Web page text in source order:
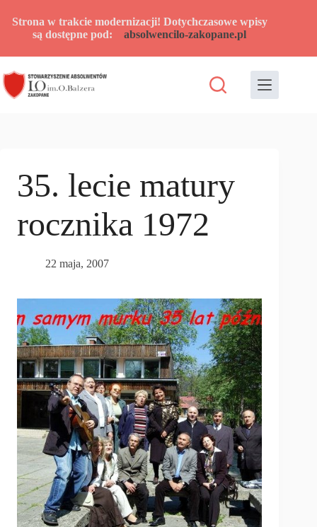
Strona w trakcie modernizacji! Dotychczasowe wpisy
są dostępne pod:absolwencilo-zakopane.pl
35. lecie matury
rocznika 1972
22 maja, 2007